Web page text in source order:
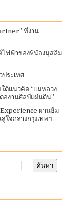
ที่งาน
ไฟฟ้าของพี่น้องมุสลิม
ประเทศ​
ต้แนวคิด “แม่หลวง
องานศิลป์แผ่นดิน”
Experience ผ่านธีม
ใจกลางกรุงเทพฯ